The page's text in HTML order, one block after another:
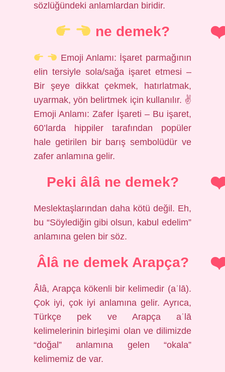
sözlüğündeki anlamlardan biridir.
ne demek?
Emoji Anlamı: İşaret parmağının
elin tersiyle sola/sağa işaret etmesi –
Bir şeye dikkat çekmek, hatırlatmak,
uyarmak, yön belirtmek için kullanılır. ✌
Emoji Anlamı: Zafer İşareti – Bu işaret,
60’larda hippiler tarafından popüler
hale getirilen bir barış sembolüdür ve
zafer anlamına gelir.
Peki âlâ ne demek?
Meslektaşlarından daha kötü değil. Eh,
bu “Söylediğin gibi olsun, kabul edelim”
anlamına gelen bir söz.
Âlâ ne demek Arapça?
Âlâ, Arapça kökenli bir kelimedir (aʿlā).
Çok iyi, çok iyi anlamına gelir. Ayrıca,
Türkçe pek ve Arapça aʿlā
kelimelerinin birleşimi olan ve dilimizde
“doğal” anlamına gelen “okala”
kelimemiz de var.